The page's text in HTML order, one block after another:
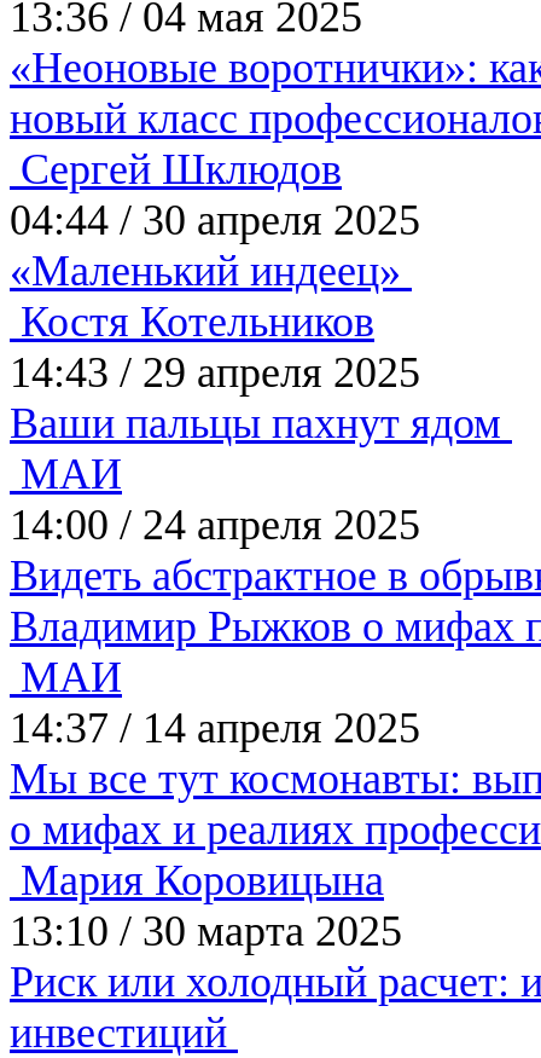
13:36 / 04 мая 2025
«Неоновые воротнички»:
новый класс
Сергей Шклюдов
04:44 / 30 апреля 2025
«Маленький индеец»
Костя Котельников
14:43 / 29 апреля 2025
Ваши пальцы пахнут ядом
МАИ
14:00 / 24 апреля 2025
Видеть абстрактное в
Владимир Рыжков о мифах
МАИ
14:37 / 14 апреля 2025
Мы все тут космонавты:
о мифах и реалиях
Мария Коровицына
13:10 / 30 марта 2025
Риск или холодный расчет:
инвестиций